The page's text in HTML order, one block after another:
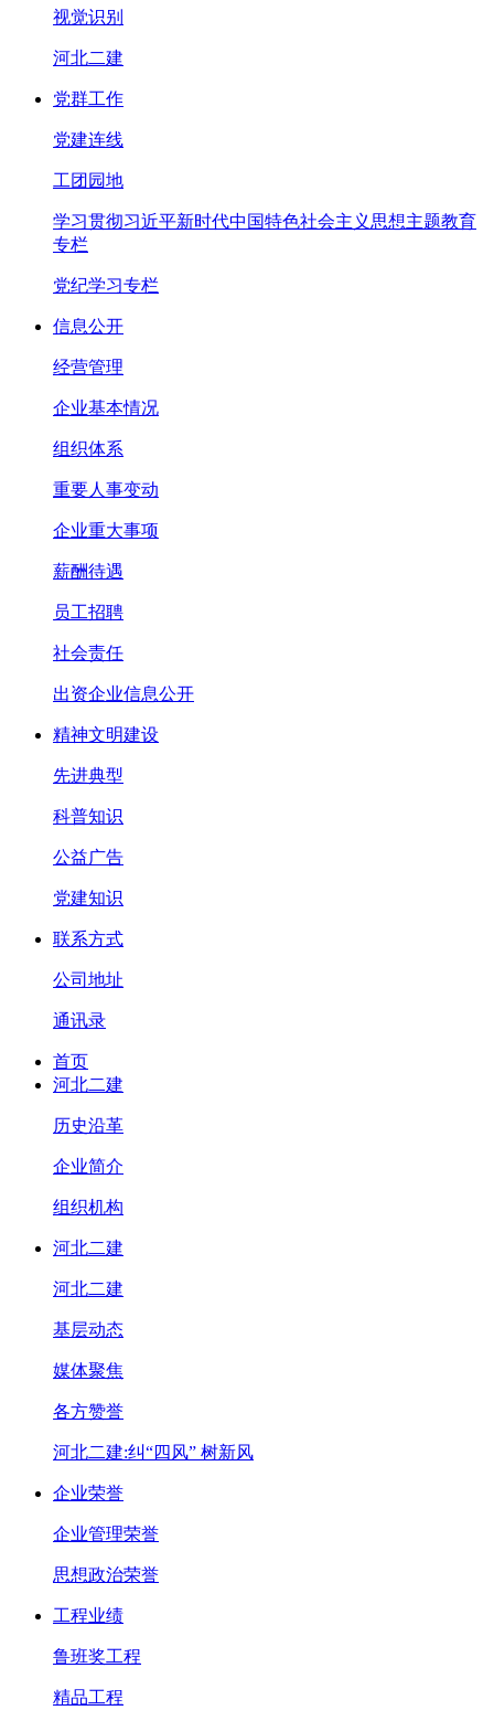
视觉识别
河北二建
党群工作
党建连线
工团园地
学习贯彻习近平新时代中国特色社会主义思想主题教育
专栏
党纪学习专栏
信息公开
经营管理
企业基本情况
组织体系
重要人事变动
企业重大事项
薪酬待遇
员工招聘
社会责任
出资企业信息公开
精神文明建设
先进典型
科普知识
公益广告
党建知识
联系方式
公司地址
通讯录
首页
河北二建
历史沿革
企业简介
组织机构
河北二建
河北二建
基层动态
媒体聚焦
各方赞誉
河北二建:纠“四风” 树新风
企业荣誉
企业管理荣誉
思想政治荣誉
工程业绩
鲁班奖工程
精品工程